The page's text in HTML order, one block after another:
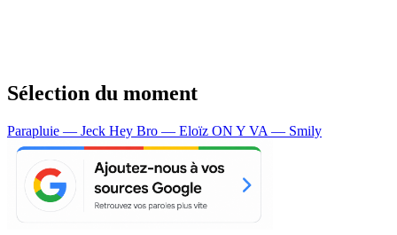
Sélection du moment
Parapluie — Jeck Hey Bro — Eloïz ON Y VA — Smily